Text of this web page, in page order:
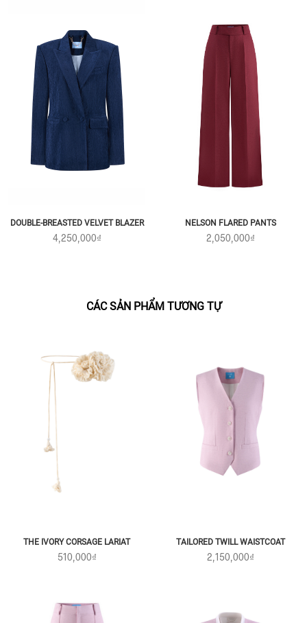
DOUBLE-BREASTED VELVET BLAZER
4,250,000₫
NELSON FLARED PANTS
2,050,000₫
CÁC SẢN PHẨM TƯƠNG TỰ
THE IVORY CORSAGE LARIAT
510,000₫
TAILORED TWILL WAISTCOAT
2,150,000₫